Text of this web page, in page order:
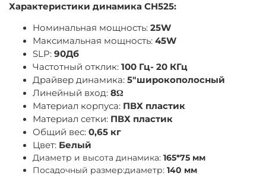
Характеристики динамика CH525:
Номинальная мощность: 25W
Максимальная мощность: 45W
SLP: 90Дб
Частотный отклик: 100 Гц- 20 КГц
Драйвер динамика: 5"широкополосный
Линейный вход: 8Ω
Материал корпуса: ПВХ пластик
Материал сетки: ПВХ пластик
Общий вес: 0,65 кг
Цвет: Белый
Диаметр и высота динамика: 165*75 мм
Посадочный размер:диаметр: 140 мм